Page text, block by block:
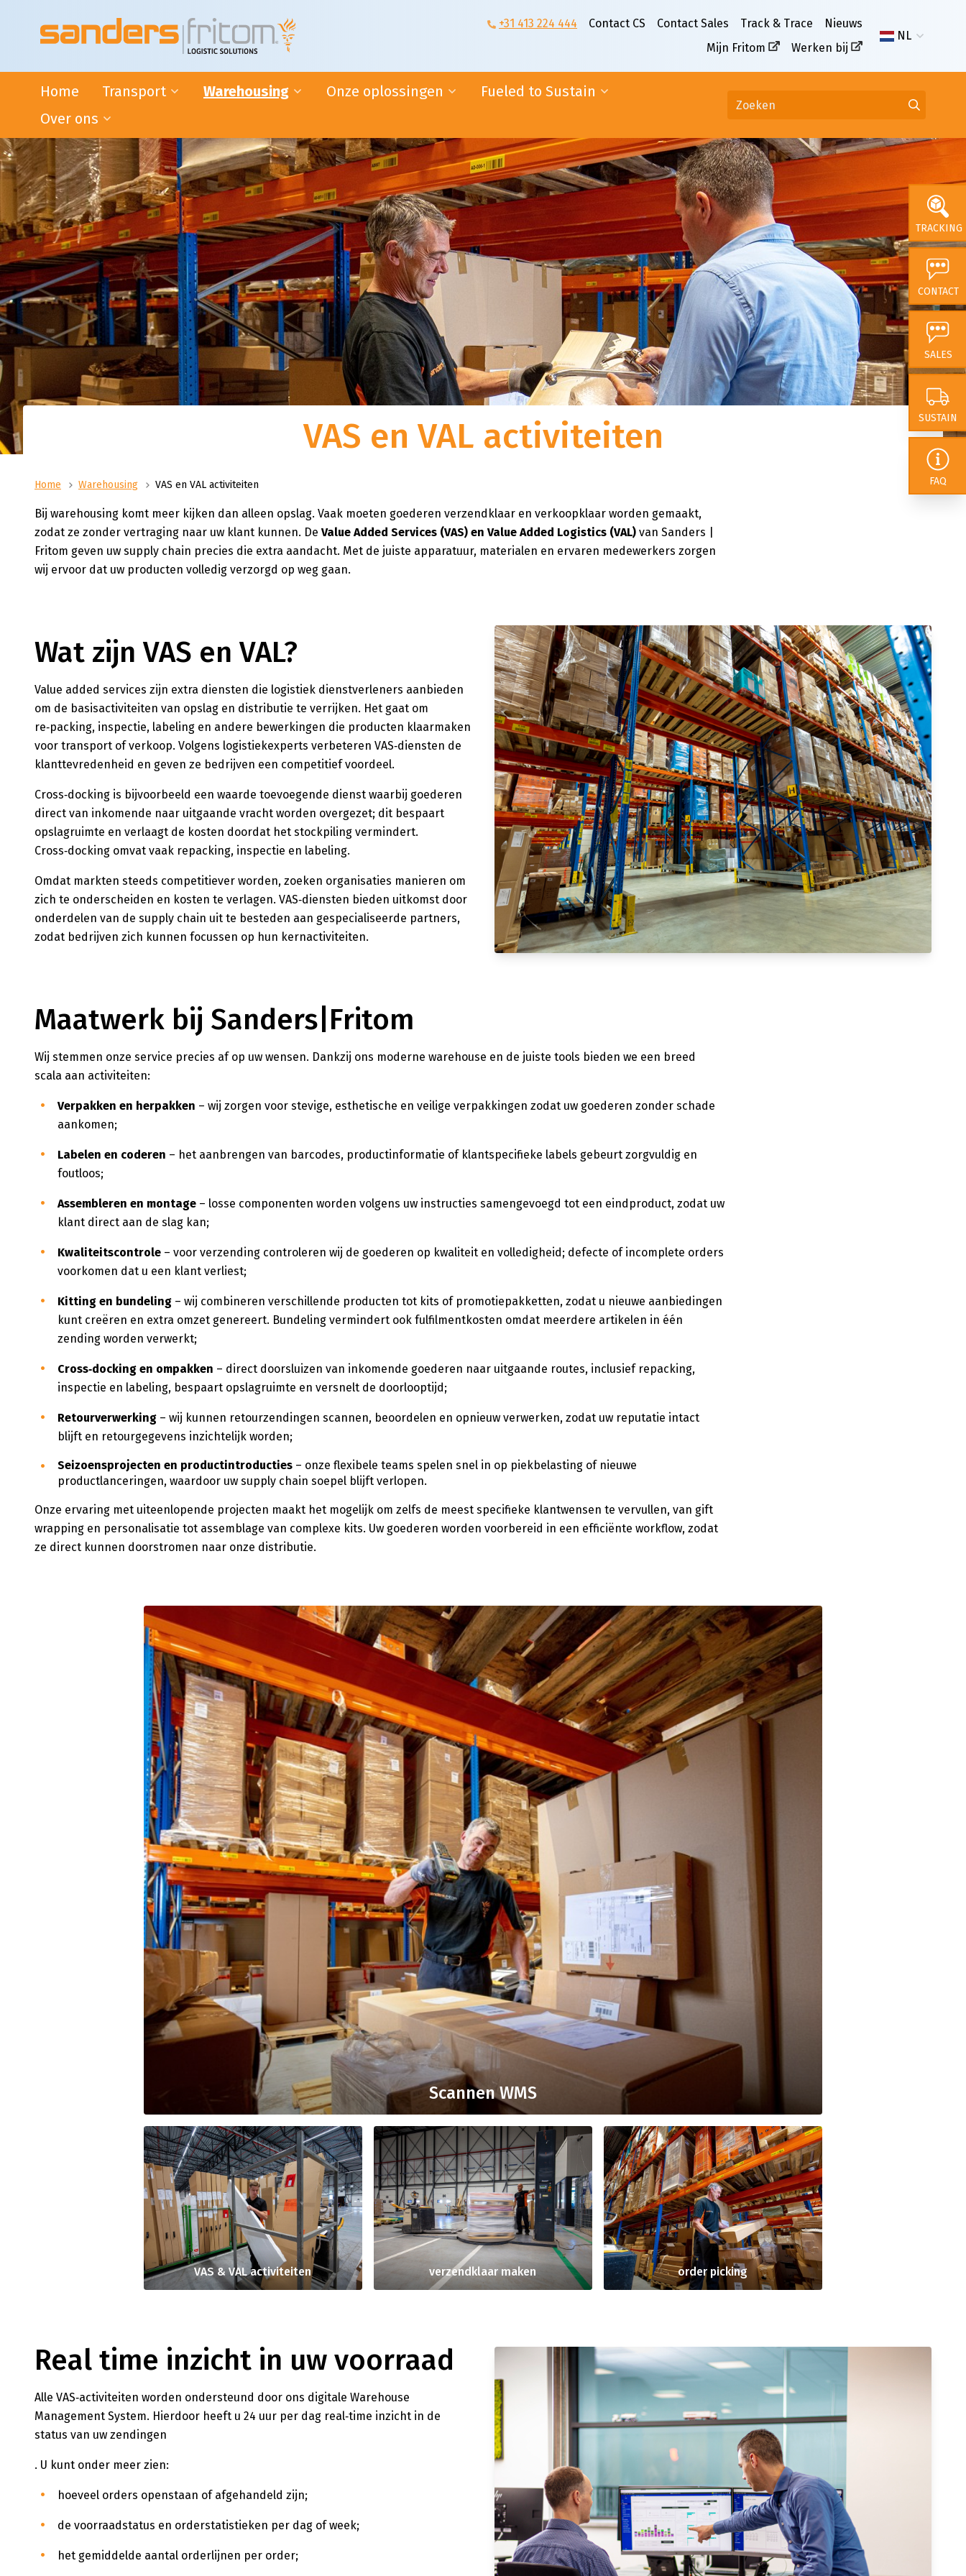
+31 413 224 444 Contact CS Contact Sales Track & Trace
Nieuws
Mijn Fritom
Werken bij
NL
Home Transport
de Benelux
Internationaal transport
ADR-transport
Intermodaal Transport -
Nederland / Italië
Transport / Distributie
Vanuit ons distributiecentrum in Uden verzorgen wij
de opslag en distributie van uw goederen. Van 24-
Warehousing
Warehousing
Bonded Warehouse
Warehousing
Op zoek naar ruimte om uw goederen veilig op te
slaan? Dan bent u bij Sanders|Fritom aan het goede
adres. Wij beschikken over een in 2020
nieuwgebouwd distributiecentrum van bijna 20.000
m2. In augustus 2023 hebben we ons nieuwe
warehouse geopend op Jagersveld 11 te Uden, vlakbij
ons hoofdpand. Met een indrukwekkende capaciteit
Onze oplossingen
E-fulfilment
Online diensten
Logistiek
Het gemak van warehousing en distributie in één?
Met totale logistieke oplossingen van Sanders|Fritom
heeft u geen omkijken meer naar de logistieke keten.
Fueled to Sustain
Duurzaam bouwen
Duurzaam ondernemen
Ambassadeurs
Fueled to Sustain
Bij Sanders|Fritom zijn wij bewust van onze impact. In
onze strategie hebben we bepaald dat we ons als
logistiek dienstverlener willen onderscheiden door
duurzame maatschappelijke betrokkenheidte
combineren met klantgerichtheid, flexibiliteit en
ondernemerschap.
Over ons
Het Succes van Sanders|Fritom
Wat ons drijft
Handige tips
Condities
Over ons
Logistiek als passie: dat is hoe wij bij Sanders|Fritom
omgaan met onze dagelijkse bedrijfsvoering. Meer
TRACKING
CONTACT
SALES
SUSTAIN
FAQ
VAS en VAL activiteiten
Home Warehousing VAS en VAL activiteiten
Bij warehousing komt meer kijken dan alleen opslag. Vaak moeten goederen verzendklaar en verkoopklaar worden gemaakt,
zodat ze zonder vertraging naar uw klant kunnen. De Value Added Services (VAS) en Value Added Logistics (VAL) van Sanders |
Fritom geven uw supply chain precies die extra aandacht. Met de juiste apparatuur, materialen en ervaren medewerkers zorgen
wij ervoor dat uw producten volledig verzorgd op weg gaan.
Wat zijn VAS en VAL?
Value added services zijn extra diensten die logistiek dienstverleners aanbieden
om de basisactiviteiten van opslag en distributie te verrijken. Het gaat om
re‑packing, inspectie, labeling en andere bewerkingen die producten klaarmaken
voor transport of verkoop. Volgens logistiekexperts verbeteren VAS‑diensten de
klanttevredenheid en geven ze bedrijven een competitief voordeel.
Cross‑docking is bijvoorbeeld een waarde toevoegende dienst waarbij goederen
direct van inkomende naar uitgaande vracht worden overgezet; dit bespaart
opslagruimte en verlaagt de kosten doordat het stockpiling vermindert.
Cross‑docking omvat vaak repacking, inspectie en labeling.
Omdat markten steeds competitiever worden, zoeken organisaties manieren om
zich te onderscheiden en kosten te verlagen. VAS‑diensten bieden uitkomst door
onderdelen van de supply chain uit te besteden aan gespecialiseerde partners,
zodat bedrijven zich kunnen focussen op hun kernactiviteiten.
Maatwerk bij Sanders|Fritom
Wij stemmen onze service precies af op uw wensen. Dankzij ons moderne warehouse en de juiste tools bieden we een breed
scala aan activiteiten:
Verpakken en herpakken – wij zorgen voor stevige, esthetische en veilige verpakkingen zodat uw goederen zonder schade
aankomen;
Labelen en coderen – het aanbrengen van barcodes, productinformatie of klantspecifieke labels gebeurt zorgvuldig en
foutloos;
Assembleren en montage – losse componenten worden volgens uw instructies samengevoegd tot een eindproduct, zodat uw
klant direct aan de slag kan;
Kwaliteitscontrole – voor verzending controleren wij de goederen op kwaliteit en volledigheid; defecte of incomplete orders
voorkomen dat u een klant verliest;
Kitting en bundeling – wij combineren verschillende producten tot kits of promotiepakketten, zodat u nieuwe aanbiedingen
kunt creëren en extra omzet genereert. Bundeling vermindert ook fulfilmentkosten omdat meerdere artikelen in één
zending worden verwerkt;
Cross‑docking en ompakken – direct doorsluizen van inkomende goederen naar uitgaande routes, inclusief repacking,
inspectie en labeling, bespaart opslagruimte en versnelt de doorlooptijd;
Retourverwerking – wij kunnen retourzendingen scannen, beoordelen en opnieuw verwerken, zodat uw reputatie intact
blijft en retourgegevens inzichtelijk worden;
Seizoensprojecten en productintroducties – onze flexibele teams spelen snel in op piekbelasting of nieuwe
productlanceringen, waardoor uw supply chain soepel blijft verlopen.
Onze ervaring met uiteenlopende projecten maakt het mogelijk om zelfs de meest specifieke klantwensen te vervullen, van gift
wrapping en personalisatie tot assemblage van complexe kits. Uw goederen worden voorbereid in een efficiënte workflow, zodat
ze direct kunnen doorstromen naar onze distributie.
Scannen WMS
VAS & VAL activiteiten verzendklaar maken order picking
Real time inzicht in uw voorraad
Alle VAS‑activiteiten worden ondersteund door ons digitale Warehouse
Management System. Hierdoor heeft u 24 uur per dag real‑time inzicht in de
status van uw zendingen
. U kunt onder meer zien:
hoeveel orders openstaan of afgehandeld zijn;
de voorraadstatus en orderstatistieken per dag of week;
het gemiddelde aantal orderlijnen per order;